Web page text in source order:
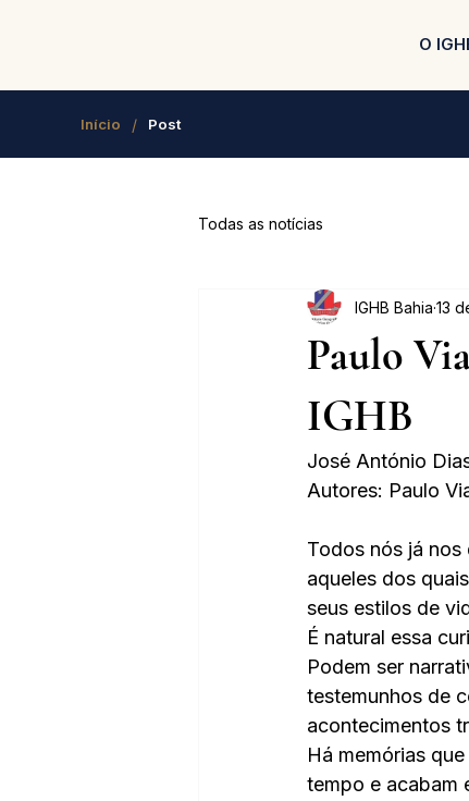
O
Início / Post
Todas as notícias
Paulo
IGHB
IGHB Bahia 13
José António
Autores: Paulo
Todos nós já nos
aqueles dos
seus estilos de
É natural essa
Podem ser
testemunhos de
acontecimentos
Há memórias
tempo e acabam